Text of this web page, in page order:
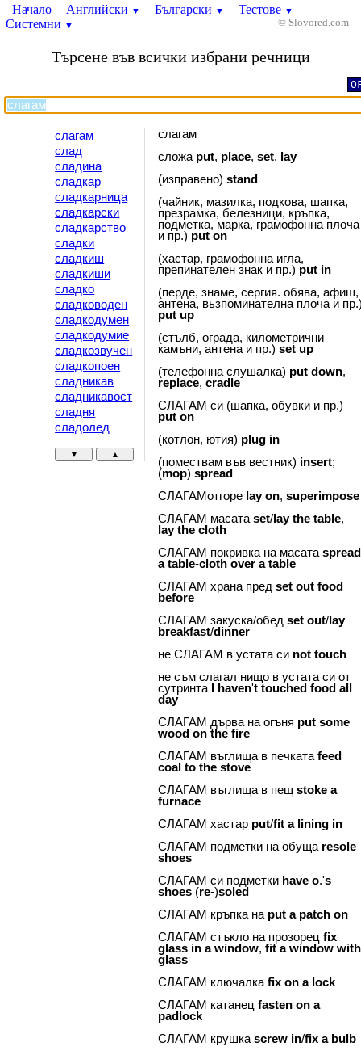
Начало Английски ▼ Български ▼ Тестове ▼
Системни ▼ © Slovored.com
Търсене във всички избрани речници
слагам
слад
сладина
сладкар
сладкарница
сладкарски
сладкарство
сладки
сладкиш
сладкиши
сладко
сладководен
сладкодумен
сладкодумие
сладкозвучен
сладкопоен
сладникав
сладникавост
сладня
сладолед
▼ ▲
слагам
сложа put, place,set, lay
(изправено)stand
(чайник, мазилка, подкова, шапка,
презрамка, белезници, кръпка,
подметка, марка, грамофонна плоча
и пр.) put on
(хастар, грамофонна игла,
препинателен знак и пр.) put in
(перде, знаме, сергия. обява, афиш,
антена, вьзпоминателна плоча и
put up
(стълб, ограда, километрични
камъни, антена и пр.)set up
(телефонна слушалка) put down,
replace,cradle
СЛАГАМ си (шапка, обувки и пр.)
put on
(котлон, ютия) plug in
(помествам във вестник) insert;
(mop)spread
СЛАГАМотгоре lay on,superimpose
СЛАГАМ масатаset/ lay the table,
lay the cloth
СЛАГАМ покривка на масатаspread
a table-cloth over a table
СЛАГАМ храна предset out food
before
СЛАГАМ закуска/обедset out/ lay
breakfast/dinner
не СЛАГАМ в устата си not touch
не съм слагал нищо в устата си от
сутринта
haven't touched food all
day
СЛАГАМ дърва на огъня put some
wood on the fire
СЛАГАМ въглища в печкатаfeed
coal to the stove
СЛАГАМ въглища в пещstoke a
furnace
СЛАГАМ хастар put/fit a lining in
СЛАГАМ подметки на обуща resole
shoes
СЛАГАМ си подметки have o.'s
shoes (re-)soled
СЛАГАМ кръпка на put a patch on
СЛАГАМ стъкло на прозорецfix
glass in a window,fit a window with
glass
СЛАГАМ ключалкаfix on a lock
СЛАГАМ катанецfasten on a
padlock
СЛАГАМ крушкаscrew in/fix a bulb